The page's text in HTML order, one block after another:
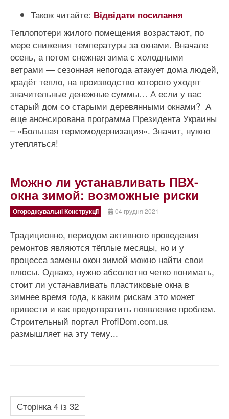
Також читайте: Відвідати посилання
Теплопотери жилого помещения возрастают, по
мере снижения температуры за окнами. Вначале
осень, а потом снежная зима с холодными
ветрами — сезонная непогода атакует дома людей,
крадёт тепло, на производство которого уходят
значительные денежные суммы… А если у вас
старый дом со старыми деревянными окнами? А
еще анонсирована программа Президента Украины
– «Большая термомодернизация». Значит, нужно
утепляться!
Можно ли устанавливать ПВХ-
окна зимой: возможные риски
Огороджувальні Конструкції 04 грудня 2021
Традиционно, периодом активного проведения
ремонтов являются тёплые месяцы, но и у
процесса замены окон зимой можно найти свои
плюсы. Однако, нужно абсолютно четко понимать,
стоит ли устанавливать пластиковые окна в
зимнее время года, к каким рискам это может
привести и как предотвратить появление проблем.
Строительный портал ProfiDom.com.ua
размышляет на эту тему...
Сторінка 4 із 32